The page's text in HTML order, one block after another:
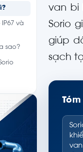
và
sao?
van bi
Sorio
giúp
sạch